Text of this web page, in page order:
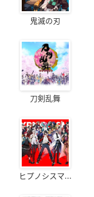
鬼滅の刃
刀剣乱舞
ヒプノシスマ...